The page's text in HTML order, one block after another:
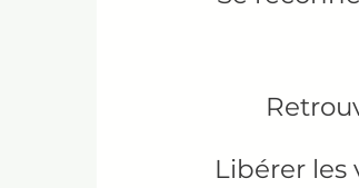
Libérer les